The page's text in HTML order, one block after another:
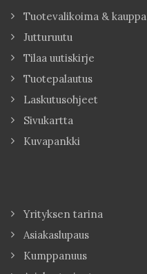
Tuotevalikoima & kauppa
Jutturuutu
Tilaa uutiskirje
Tuotepalautus
Laskutusohjeet
Sivukartta
Kuvapankki
Yrityksen tarina
Asiakaslupaus
Kumppanuus